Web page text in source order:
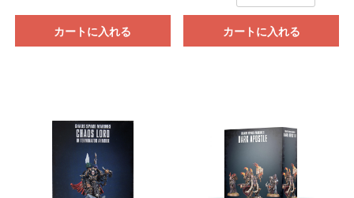
カートに入れる カートに入れる